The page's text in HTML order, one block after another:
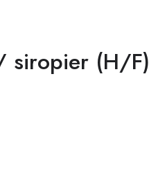
siropier (H/F)